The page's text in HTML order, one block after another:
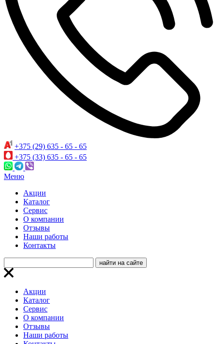
+375 (29) 635 - 65 - 65
+375 (33) 635 - 65 - 65
Меню
Акции
Каталог
Сервис
О компании
Отзывы
Наши работы
Контакты
Акции
Каталог
Сервис
О компании
Отзывы
Наши работы